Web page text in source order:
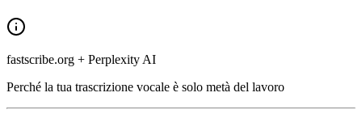
fastscribe.org + Perplexity AI
Perché la tua trascrizione vocale è solo metà del lavoro